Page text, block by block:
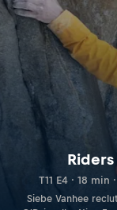
T11 E4 · 18 min
Siebe Vanhee